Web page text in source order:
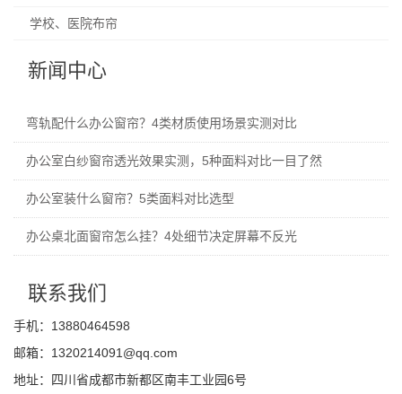
学校、医院布帘
新闻中心
弯轨配什么办公窗帘？4类材质使用场景实测对比
办公室白纱窗帘透光效果实测，5种面料对比一目了然
办公室装什么窗帘？5类面料对比选型
办公桌北面窗帘怎么挂？4处细节决定屏幕不反光
联系我们
手机：13880464598
邮箱：1320214091@qq.com
地址：四川省成都市新都区南丰工业园6号